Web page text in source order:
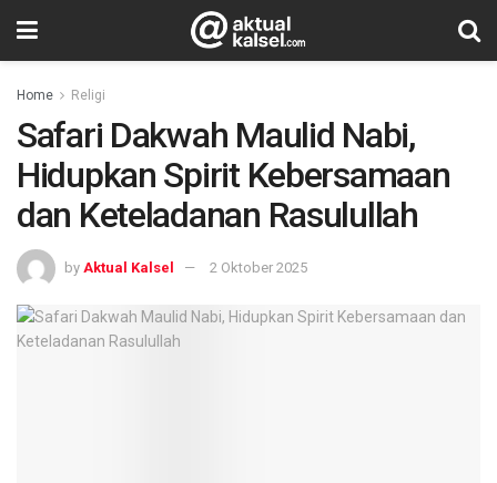
Home Religi
Safari Dakwah Maulid Nabi,
Hidupkan Spirit Kebersamaan
dan Keteladanan Rasulullah
by Aktual Kalsel 2 Oktober 2025